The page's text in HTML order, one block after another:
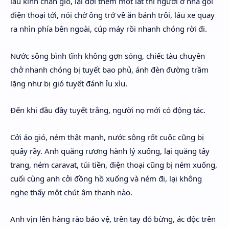
điện thoại tới, nói chờ ông trở về ăn bánh trôi, láu xe quay
ra nhìn phía bên ngoài, cúp máy rồi nhanh chóng rời đi.
Nước sông bình tĩnh không gợn sóng, chiếc tàu chuyên
chở nhanh chóng bị tuyết bao phủ, ánh đèn đường trầm
lặng như bị gió tuyết đánh ỉu xìu.
Đến khi đầu đầy tuyết trắng, người nọ mới có động tác.
Cởi áo gió, ném thật mạnh, nước sông rốt cuộc cũng bị
quấy rầy. Anh quăng rương hành lý xuống, lại quăng tây
trang, ném caravat, túi tiền, điện thoại cũng bị ném xuống,
cuối cùng anh cởi đồng hồ xuống và ném đi, lại không
nghe thấy một chút âm thanh nào.
Anh vịn lên hàng rào bảo vệ, trên tay đỏ bừng, ác độc trên